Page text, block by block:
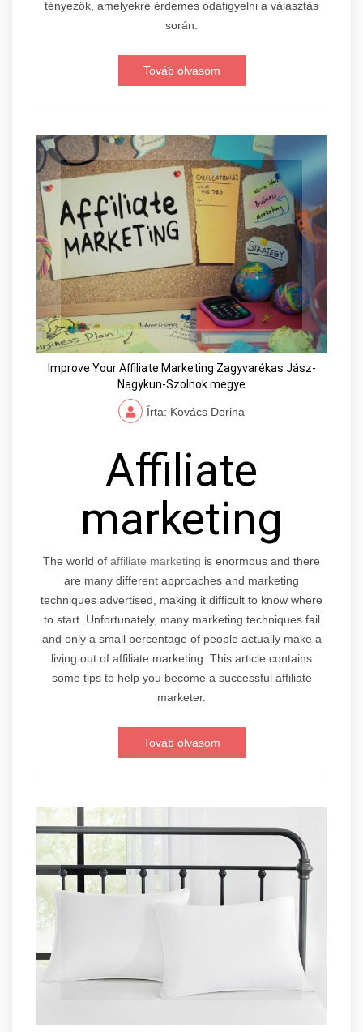
tényezők, amelyekre érdemes odafigyelni a választás
során.
Továb olvasom
Improve Your Affiliate Marketing Zagyvarékas Jász-
Nagykun-Szolnok megye
Írta: Kovács Dorina
Affiliate
marketing
The world of affiliate marketing is enormous and there
are many different approaches and marketing
techniques advertised, making it difficult to know where
to start. Unfortunately, many marketing techniques fail
and only a small percentage of people actually make a
living out of affiliate marketing. This article contains
some tips to help you become a successful affiliate
marketer.
Továb olvasom